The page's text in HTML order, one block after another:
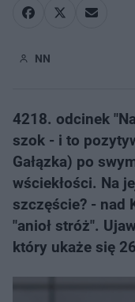
NN
4218. odcinek
szok - i to
Gałązka) po
wściekłości. Na
szczęście? - nad
"anioł stróż".
który ukaże się